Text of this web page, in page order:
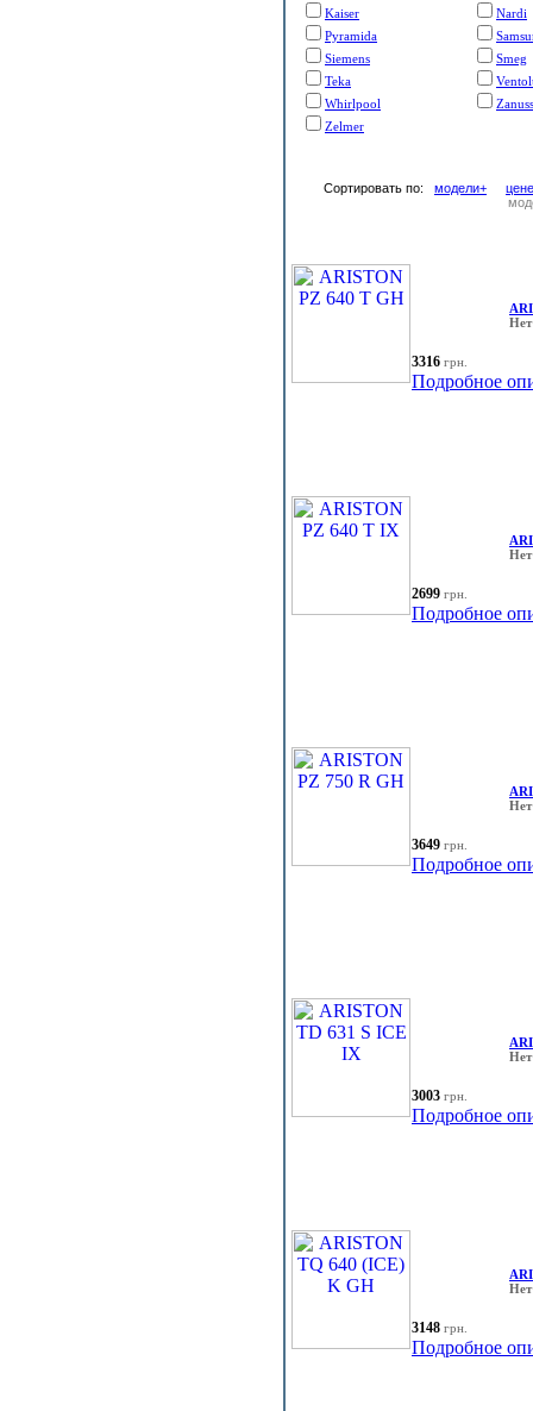
Kaiser
Nardi
Pyramida
Siemens
Smeg
Teka
Whirlpool
Zelmer
Сортировать по: модели+
цене
3316 грн.
Подробное
2699 грн.
Подробное
3649 грн.
Подробное
3003 грн.
Подробное
3148 грн.
Подробное